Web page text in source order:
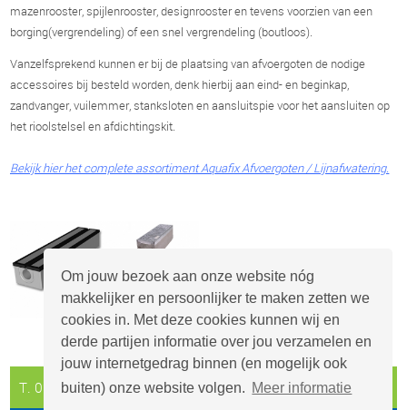
Om jouw bezoek aan onze website nóg
makkelijker en persoonlijker te maken zetten we
cookies in. Met deze cookies kunnen wij en
derde partijen informatie over jou verzamelen en
jouw internetgedrag binnen (en mogelijk ook
buiten) onze website volgen. Meer informatie
mazenrooster, spijlenrooster, designrooster en tevens voorzien van een
borging(vergrendeling) of een snel vergrendeling (boutloos).
Vanzelfsprekend kunnen er bij de plaatsing van afvoergoten de nodige
accessoires bij besteld worden, denk hierbij aan eind- en beginkap,
zandvanger, vuilemmer, stanksloten en aansluitspie voor het aansluiten op
het rioolstelsel en afdichtingskit.
Bekijk hier het complete assortiment Aquafix Afvoergoten / Lijnafwatering.
T. 0297 - 26 29 29 info@aquafix.nl